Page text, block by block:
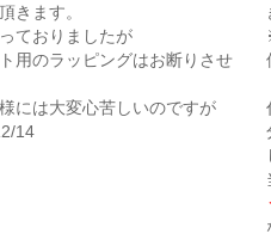
きます。
ておりましたが
用のラッピングはお断りさせ
には大変心苦しいのですが
14